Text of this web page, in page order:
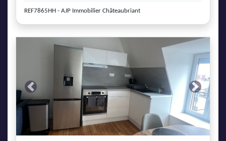
REF7865HH - AJP Immobilier Châteaubriant
Previous Next